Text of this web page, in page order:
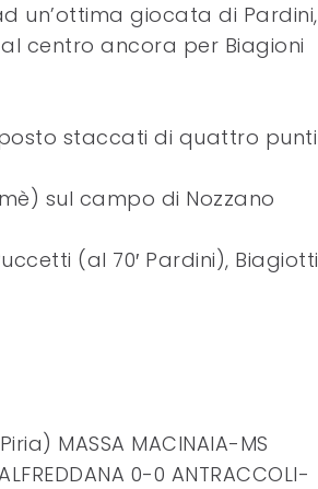
un’ottima giocata di Pardini,
centro ancora per Biagioni
staccati di quattro punti
sul campo di Nozzano
(al 70′ Pardini), Biagiotti
MASSA MACINAIA-MS
0-0 ANTRACCOLI-